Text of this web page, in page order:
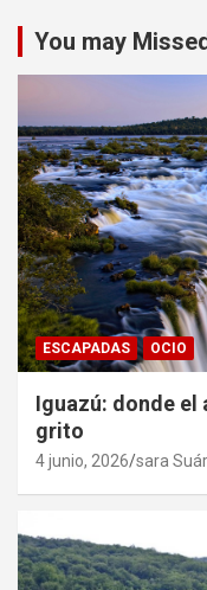
You may
ESCAPADAS OCIO
Iguazú: donde el
grito
4 junio, 2026 sara